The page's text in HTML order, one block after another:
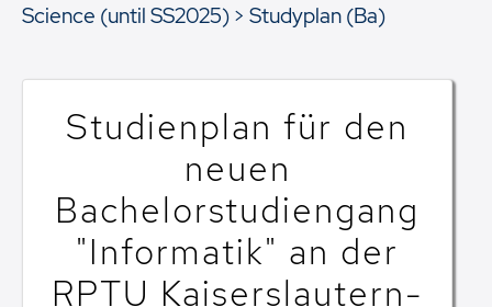
Science (until SS2025)
Studyplan (Ba)
Studienplan für den
neuen
Bachelorstudiengang
"Informatik" an der
RPTU Kaiserslautern-